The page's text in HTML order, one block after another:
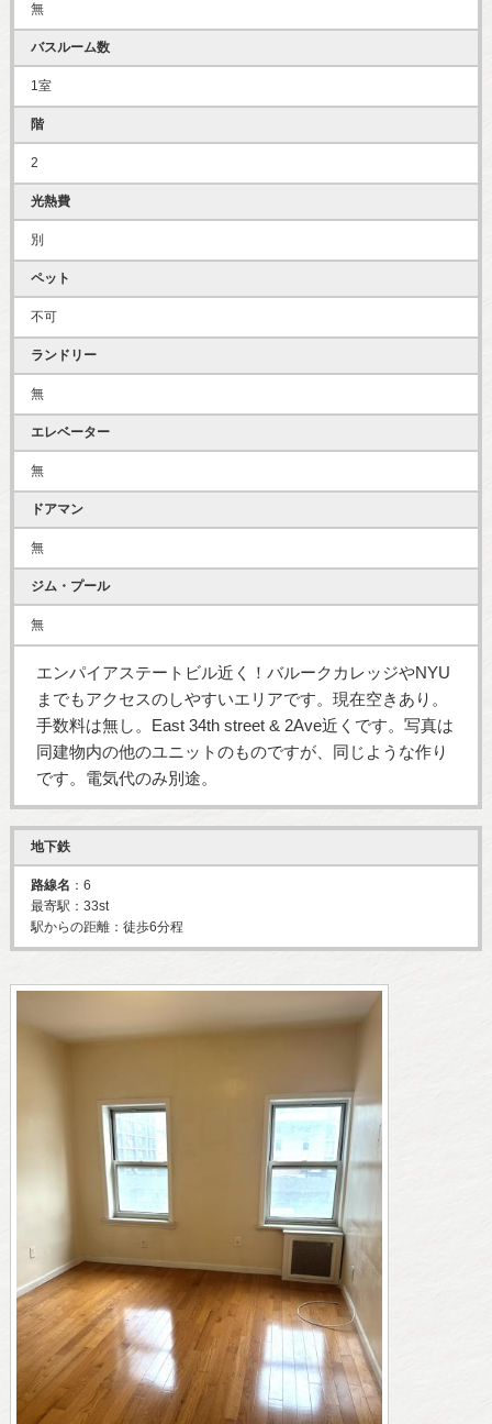
無
バスルーム数
1室
階
2
光熱費
別
ペット
不可
ランドリー
無
エレベーター
無
ドアマン
無
ジム・プール
無
エンパイアステートビル近く！バルークカレッジやNYU
までもアクセスのしやすいエリアです。現在空きあり。
手数料は無し。East 34th street & 2Ave近くです。写真は
同建物内の他のユニットのものですが、同じような作り
です。電気代のみ別途。
地下鉄
路線名 ：6
最寄駅：33st
駅からの距離：徒歩6分程